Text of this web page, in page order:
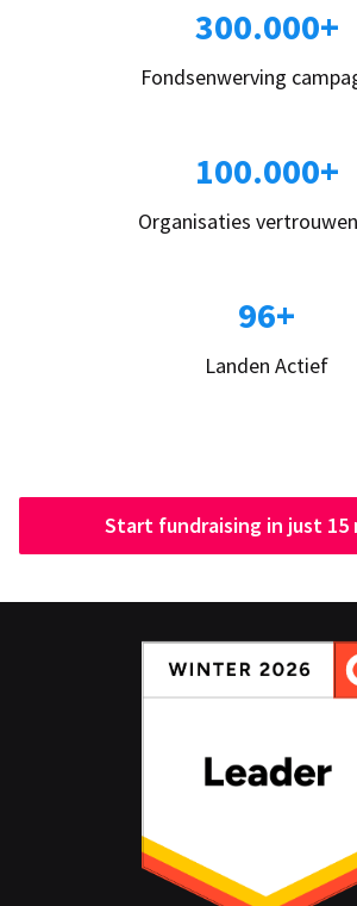
300.000+
Fondsenwerving
100.000+
Organisaties
96+
Landen Actief
Start fundraising in just 15